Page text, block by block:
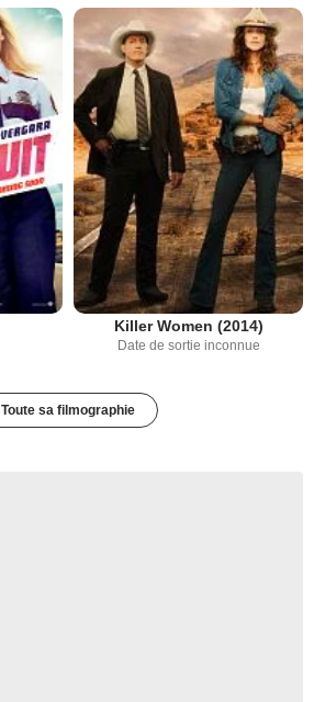
Killer Women (2014)
Date de sortie inconnue
Toute sa filmographie